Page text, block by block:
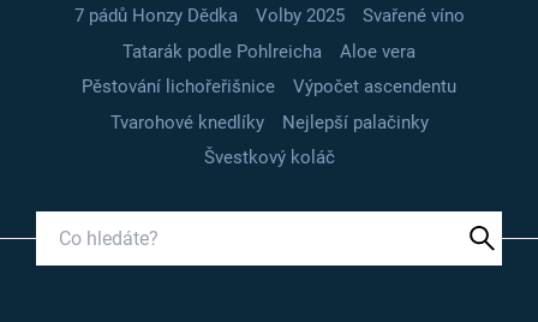
7 pádů Honzy Dědka
Volby 2025
Svařené víno
Tatarák podle Pohlreicha
Aloe vera
Pěstování lichořeřišnice
Výpočet ascendentu
Tvarohové knedlíky
Nejlepší palačinky
Švestkový koláč